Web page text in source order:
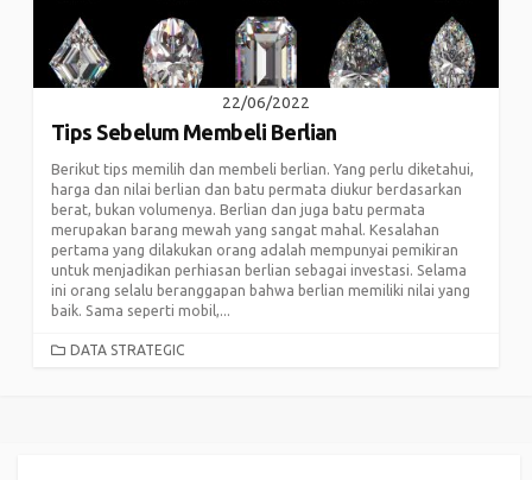
22/06/2022
Tips Sebelum Membeli Berlian
Berikut tips memilih dan membeli berlian. Yang perlu diketahui,
harga dan nilai berlian dan batu permata diukur berdasarkan
berat, bukan volumenya. Berlian dan juga batu permata
merupakan barang mewah yang sangat mahal. Kesalahan
pertama yang dilakukan orang adalah mempunyai pemikiran
untuk menjadikan perhiasan berlian sebagai investasi. Selama
ini orang selalu beranggapan bahwa berlian memiliki nilai yang
baik. Sama seperti mobil,...
CATEGORIES
DATA STRATEGIC